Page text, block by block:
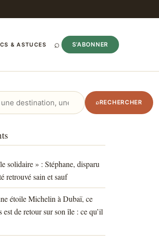
& ASTUCES ⌕ S’ABONNER
⌕RECHERCHER
solidaire » : Stéphane, disparu
retrouvé sain et sauf
étoile Michelin à Dubaï, ce
de retour sur son île : ce qu’il